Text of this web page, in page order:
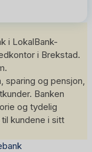
i LokalBank-
i Brekstad.
sparing og pensjon,
Banken
og tydelig
kundene i sitt